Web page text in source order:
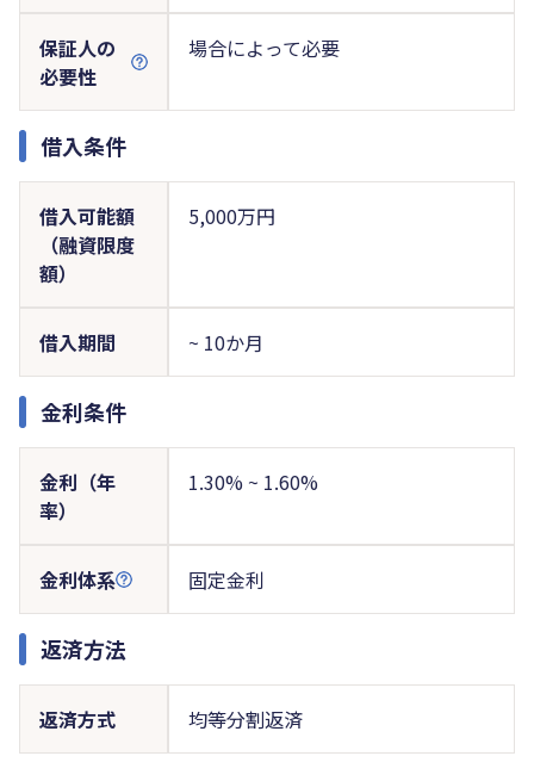
保証人の
必要性
場合によって必要
借入条件
借入可能額
（融資限度
額）
5,000万円
借入期間 ~ 10か月
金利条件
金利（年
率）
1.30% ~ 1.60%
金利体系 固定金利
返済方法
返済方式 均等分割返済